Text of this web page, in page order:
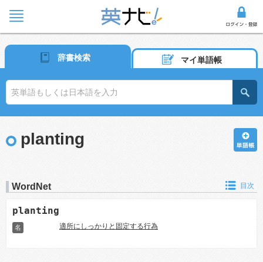
辞書検索 マイ単語帳
planting
WordNet 目次
planting
名 適所にしっかりと固定する行為